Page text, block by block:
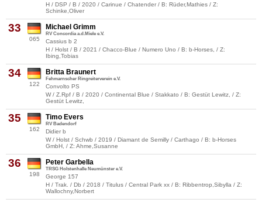
H / DSP / B / 2020 / Carinue / Chatender / B: Rüder,Mathies / Z:
Schinke,Oliver
33
065
Michael Grimm
RV Concordia a.d.Miele e.V.
Cassius b 2
H / Holst / B / 2021 / Chacco-Blue / Numero Uno / B: b-Horses, / Z:
Ibing,Tobias
34
122
Britta Braunert
Fehmarnscher Ringreiterverein e.V.
Convolto PS
W / Z.Rpf / B / 2020 / Continental Blue / Stakkato / B: Gestüt Lewitz, / Z:
Gestüt Lewitz,
35
162
Timo Evers
RV Badendorf
Didier b
W / Holst / Schwb / 2019 / Diamant de Semilly / Carthago / B: b-Horses
GmbH, / Z: Ahme,Susanne
36
198
Peter Garbella
TRSG Holstenhalle Neumünster e.V.
George 157
H / Trak. / Db / 2018 / Titulus / Central Park xx / B: Ribbentrop,Sibylla / Z:
Wallochny,Norbert